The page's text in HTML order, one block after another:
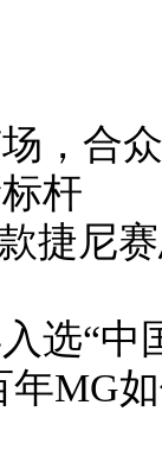
，合
杆
捷尼
选“中
年MG